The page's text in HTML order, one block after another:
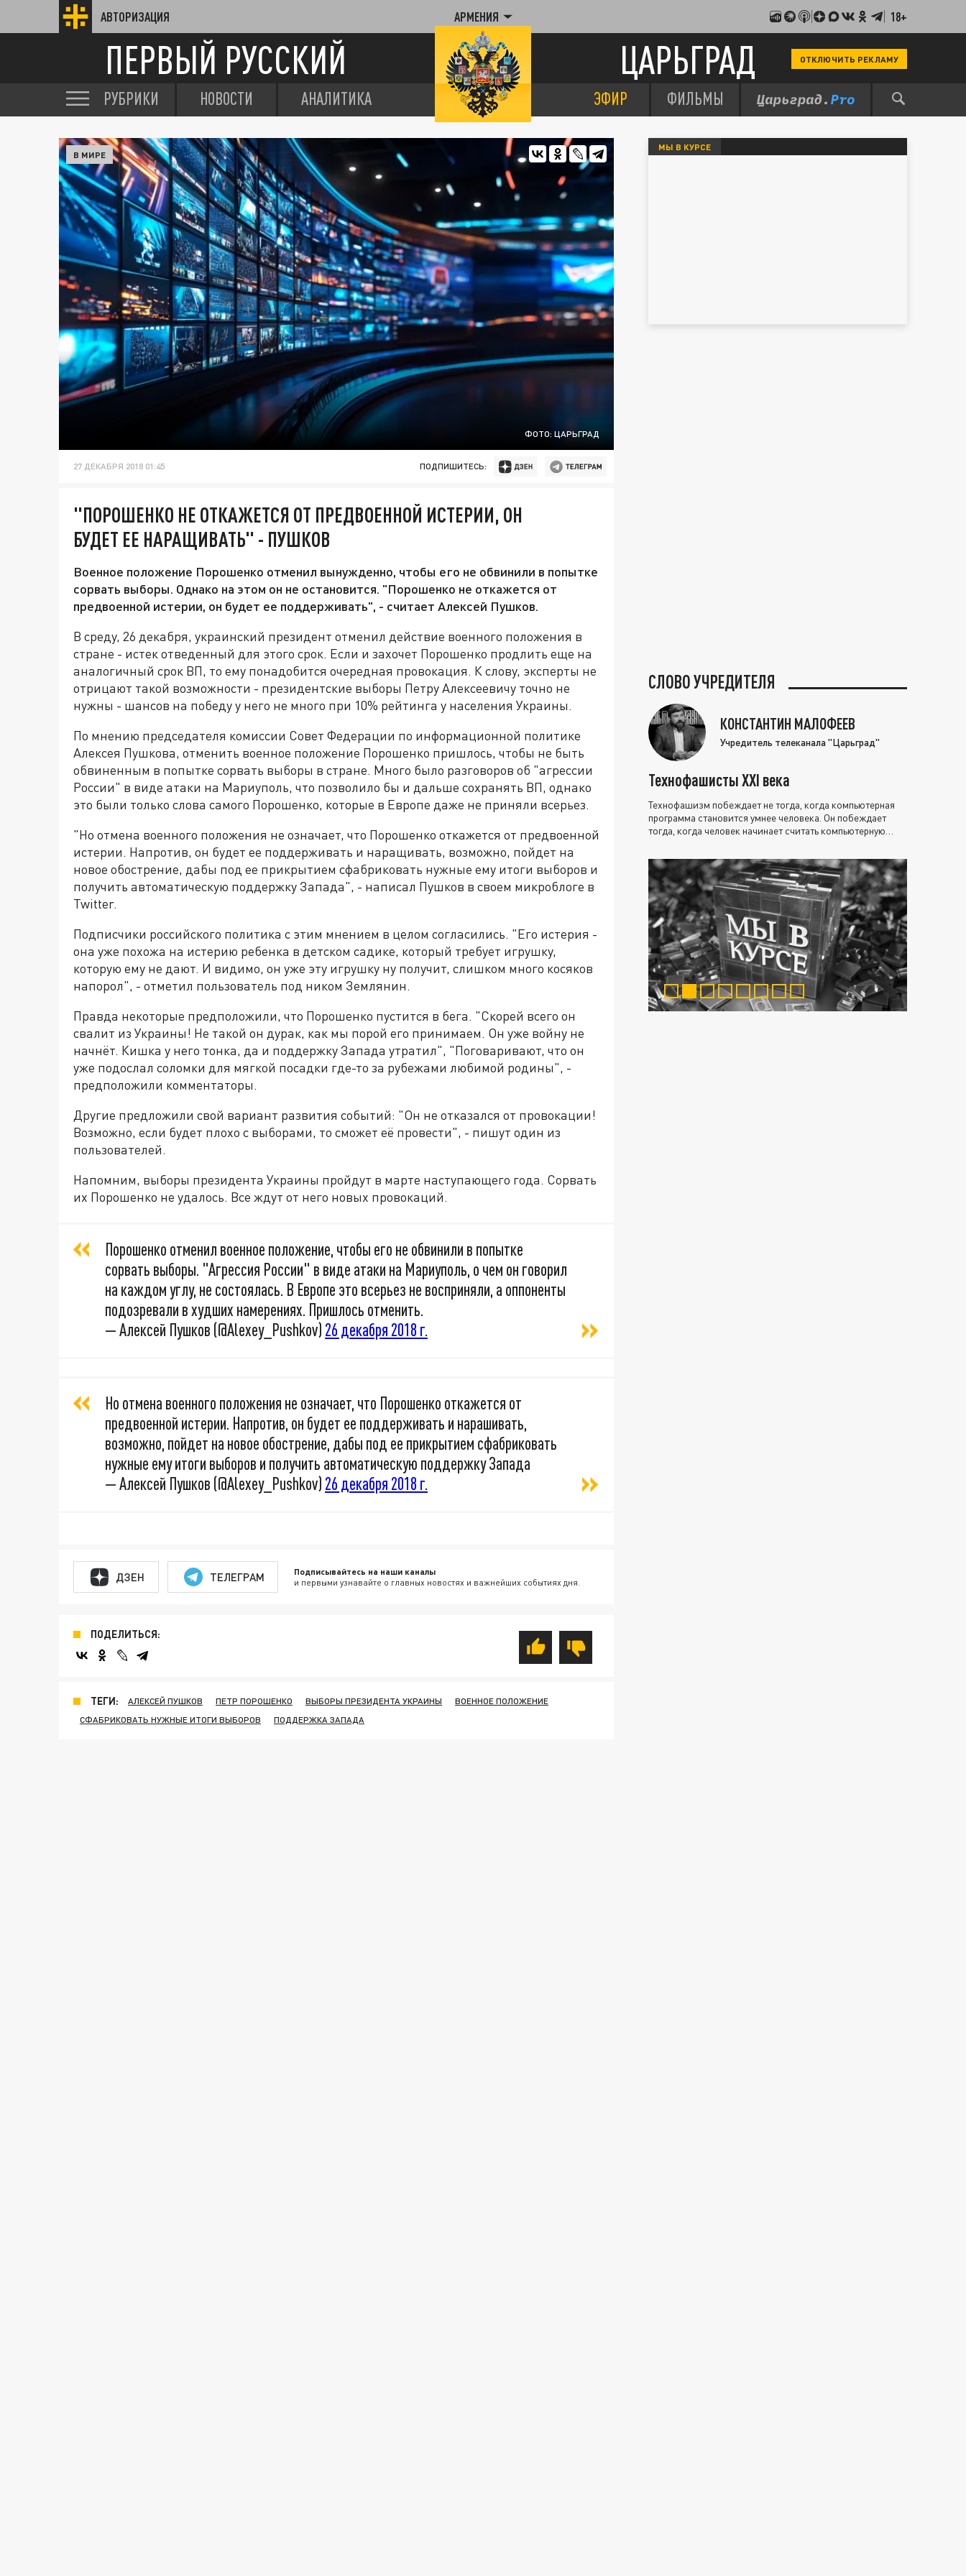
АВТОРИЗАЦИЯ АРМЕНИЯ 18+
ПЕРВЫЙ РУССКИЙ ЦАРЬГРАД ОТКЛЮЧИТЬ РЕКЛАМУ
РУБРИКИ НОВОСТИ АНАЛИТИКА ЭФИР ФИЛЬМЫ
ФОТО: ЦАРЬГРАД
В МИРЕ
27 ДЕКАБРЯ 2018 01:45 ПОДПИШИТЕСЬ:
"ПОРОШЕНКО НЕ ОТКАЖЕТСЯ ОТ ПРЕДВОЕННОЙ ИСТЕРИИ, ОН
БУДЕТ ЕЕ НАРАЩИВАТЬ" - ПУШКОВ
Военное положение Порошенко отменил вынужденно, чтобы его не обвинили в попытке
сорвать выборы. Однако на этом он не остановится. "Порошенко не откажется от
предвоенной истерии, он будет ее поддерживать", - считает Алексей Пушков.
В среду, 26 декабря, украинский президент отменил действие военного положения в
стране - истек отведенный для этого срок. Если и захочет Порошенко продлить еще на
аналогичный срок ВП, то ему понадобится очередная провокация. К слову, эксперты не
отрицают такой возможности - президентские выборы Петру Алексеевичу точно не
нужны - шансов на победу у него не много при 10% рейтинга у населения Украины.
По мнению председателя комиссии Совет Федерации по информационной политике
Алексея Пушкова, отменить военное положение Порошенко пришлось, чтобы не быть
обвиненным в попытке сорвать выборы в стране. Много было разговоров об "агрессии
России" в виде атаки на Мариуполь, что позволило бы и дальше сохранять ВП, однако
это были только слова самого Порошенко, которые в Европе даже не приняли всерьез.
"Но отмена военного положения не означает, что Порошенко откажется от предвоенной
истерии. Напротив, он будет ее поддерживать и наращивать, возможно, пойдет на
новое обострение, дабы под ее прикрытием сфабриковать нужные ему итоги выборов и
получить автоматическую поддержку Запада", - написал Пушков в своем микроблоге в
Twitter.
Подписчики российского политика с этим мнением в целом согласились. "Его истерия -
она уже похожа на истерию ребенка в детском садике, который требует игрушку,
которую ему не дают. И видимо, он уже эту игрушку ну получит, слишком много косяков
напорол", - отметил пользователь под ником Землянин.
Правда некоторые предположили, что Порошенко пустится в бега. "Скорей всего он
свалит из Украины! Не такой он дурак, как мы порой его принимаем. Он уже войну не
начнёт. Кишка у него тонка, да и поддержку Запада утратил", "Поговаривают, что он
уже подослал соломки для мягкой посадки где-то за рубежами любимой родины", -
предположили комментаторы.
Другие предложили свой вариант развития событий: "Он не отказался от провокации!
Возможно, если будет плохо с выборами, то сможет её провести", - пишут один из
пользователей.
Напомним, выборы президента Украины пройдут в марте наступающего года. Сорвать
их Порошенко не удалось. Все ждут от него новых провокаций.
Порошенко отменил военное положение, чтобы его не обвинили в попытке
сорвать выборы. "Агрессия России" в виде атаки на Мариуполь, о чем он говорил
на каждом углу, не состоялась. В Европе это всерьез не восприняли, а оппоненты
подозревали в худших намерениях. Пришлось отменить.
— Алексей Пушков (@Alexey_Pushkov) 26 декабря 2018 г.
Но отмена военного положения не означает, что Порошенко откажется от
предвоенной истерии. Напротив, он будет ее поддерживать и нарашивать,
возможно, пойдет на новое обострение, дабы под ее прикрытием сфабриковать
нужные ему итоги выборов и получить автоматическую поддержку Запада
— Алексей Пушков (@Alexey_Pushkov) 26 декабря 2018 г.
ДЗЕН ТЕЛЕГРАМ Подписывайтесь на наши каналы
и первыми узнавайте о главных новостях и важнейших событиях дня.
ПОДЕЛИТЬСЯ:
ТЕГИ: АЛЕКСЕЙ ПУШКОВ ПЕТР ПОРОШЕНКО ВЫБОРЫ ПРЕЗИДЕНТА УКРАИНЫ
ВОЕННОЕ ПОЛОЖЕНИЕ
СФАБРИКОВАТЬ НУЖНЫЕ ИТОГИ ВЫБОРОВ
ПОДДЕРЖКА ЗАПАДА
МЫ В КУРСЕ
СЛОВО УЧРЕДИТЕЛЯ
КОНСТАНТИН МАЛОФЕЕВ
Учредитель телеканала "Царьград"
Технофашисты XXI века
Технофашизм побеждает не тогда, когда компьютерная
программа становится умнее человека. Он побеждает
тогда, когда человек начинает считать компьютерную